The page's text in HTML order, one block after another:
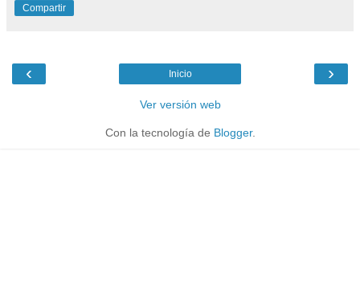
Compartir
‹ ›
Inicio
Ver versión web
Con la tecnología de Blogger.